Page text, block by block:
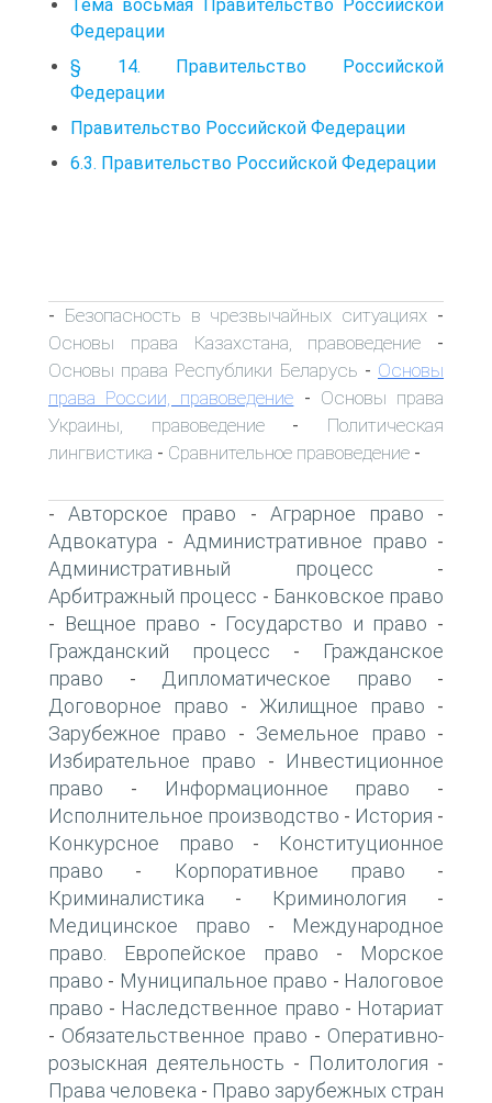
Тема восьмая Правительство Российской
Федерации
§ 14. Правительство Российской
Федерации
Правительство Российской Федерации
6.3. Правительство Российской Федерации
- Безопасность в чрезвычайных ситуациях -
Основы права Казахстана, правоведение -
Основы права Республики Беларусь - Основы
права России, правоведение - Основы права
Украины, правоведение- Политическая
лингвистика - Сравнительное правоведение -
-Авторское право - Аграрное право -
Адвокатура - Административное право -
Административный процесс -
Арбитражный процесс - Банковское право
- Вещное право - Государство и право -
Гражданский процесс -
Гражданское
право - Дипломатическое право -
Договорное право - Жилищное право -
Зарубежное право - Земельное право -
Избирательное право -
Инвестиционное
право - Информационное право -
Исполнительное производство - История -
Конкурсное право -
Конституционное
право - Корпоративное право -
Криминалистика - Криминология -
Медицинское право -
Международное
право. Европейское право -
Морское
право - Муниципальное право - Налоговое
право - Наследственное право - Нотариат
- Обязательственное право - Оперативно-
розыскная деятельность - Политология -
Права человека - Право зарубежных стран